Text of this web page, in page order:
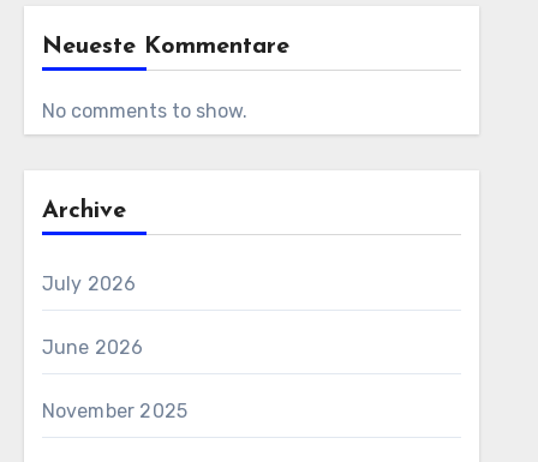
Neueste Kommentare
No comments to show.
Archive
July 2026
June 2026
November 2025